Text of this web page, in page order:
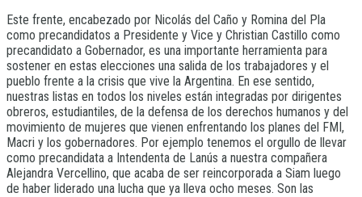
Este frente, encabezado por Nicolás del Caño y Romina del Pla
como precandidatos a Presidente y Vice y Christian Castillo como
precandidato a Gobernador, es una importante herramienta para
sostener en estas elecciones una salida de los trabajadores y el
pueblo frente a la crisis que vive la Argentina. En ese sentido,
nuestras listas en todos los niveles están integradas por dirigentes
obreros, estudiantiles, de la defensa de los derechos humanos y del
movimiento de mujeres que vienen enfrentando los planes del FMI,
Macri y los gobernadores. Por ejemplo tenemos el orgullo de llevar
como precandidata a Intendenta de Lanús a nuestra compañera
Alejandra Vercellino, que acaba de ser reincorporada a Siam luego
de haber liderado una lucha que ya lleva ocho meses. Son las